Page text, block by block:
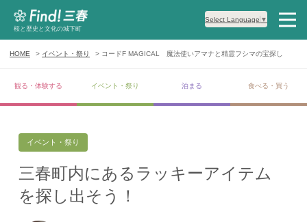
桜と歴史と文化の城下町
Select Language ▼
HOME イベント・祭り コードF MAGICAL 魔法使いアマナと精霊フシマの宝探し
観る・体験する イベント・祭り 泊まる 食べる・買う
イベント・祭り
三春町内にあるラッキーアイテム
を探し出そう！